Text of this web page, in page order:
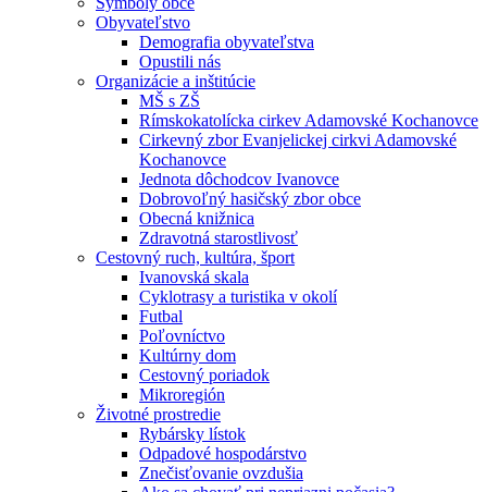
Obyvateľstvo
Demografia obyvateľstva
Opustili nás
Organizácie a inštitúcie
MŠ s ZŠ
Rímskokatolícka cirkev Adamovské Kochanovce
Cirkevný zbor Evanjelickej cirkvi Adamovské
Kochanovce
Jednota dôchodcov Ivanovce
Dobrovoľný hasičský zbor obce
Obecná knižnica
Zdravotná starostlivosť
Cestovný ruch, kultúra, šport
Ivanovská skala
Cyklotrasy a turistika v okolí
Futbal
Poľovníctvo
Kultúrny dom
Cestovný poriadok
Mikroregión
Životné prostredie
Rybársky lístok
Odpadové hospodárstvo
Znečisťovanie ovzdušia